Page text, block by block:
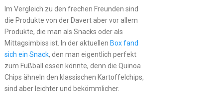
Im Vergleich zu den frechen Freunden sind
die Produkte von der Davert aber vor allem
Produkte, die man als Snacks oder als
Mittagsimbiss ist. In der aktuellen Box fand
sich ein Snack, den man eigentlich perfekt
zum Fußball essen könnte, denn die Quinoa
Chips ähneln den klassischen Kartoffelchips,
sind aber leichter und bekömmlicher.